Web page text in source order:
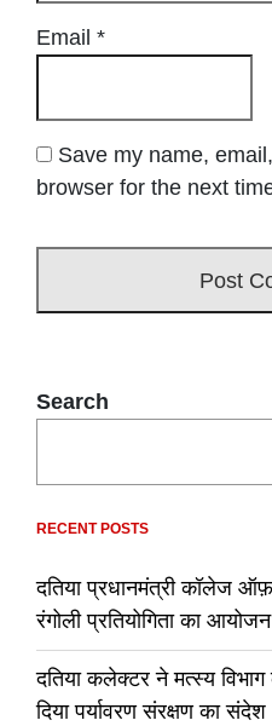
Email *
Save my name,
browser for the next
Search
RECENT POSTS
दतिया प्रधानमंत्री कॉलेज
रंगोली प्रतियोगिता का आयोजन
दतिया कलेक्टर ने मत्स्य विभाग
दिया पर्यावरण संरक्षण का संदेश